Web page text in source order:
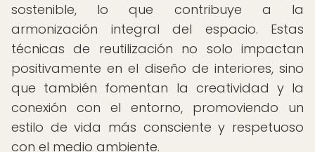
sostenible, lo que contribuye a la
armonización integral del espacio. Estas
técnicas de reutilización no solo impactan
positivamente en el diseño de interiores, sino
que también fomentan la creatividad y la
conexión con el entorno, promoviendo un
estilo de vida más consciente y respetuoso
con el medio ambiente.